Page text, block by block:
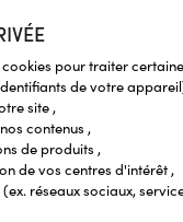
pour traiter
de votre
site ,
contenus ,
de produits ,
de vos centres d'intérêt ,
réseaux sociaux,